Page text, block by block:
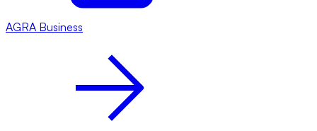
AGRA Business